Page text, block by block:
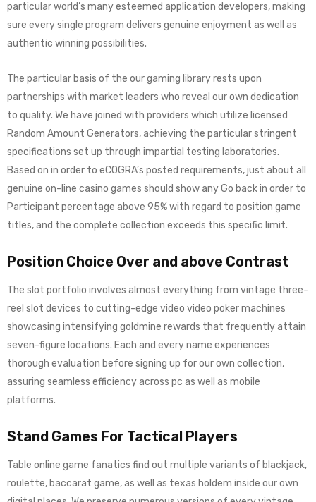
particular world’s many esteemed application developers, making
sure every single program delivers genuine enjoyment as well as
authentic winning possibilities.
The particular basis of the our gaming library rests upon
partnerships with market leaders who reveal our own dedication
to quality. We have joined with providers which utilize licensed
Random Amount Generators, achieving the particular stringent
specifications set up through impartial testing laboratories.
Based on in order to eCOGRA’s posted requirements, just about all
genuine on-line casino games should show any Go back in order to
Participant percentage above 95% with regard to position game
titles, and the complete collection exceeds this specific limit.
Position Choice Over and above Contrast
The slot portfolio involves almost everything from vintage three-
reel slot devices to cutting-edge video video poker machines
showcasing intensifying goldmine rewards that frequently attain
seven-figure locations. Each and every name experiences
thorough evaluation before signing up for our own collection,
assuring seamless efficiency across pc as well as mobile
platforms.
Stand Games For Tactical Players
Table online game fanatics find out multiple variants of blackjack,
roulette, baccarat game, as well as texas holdem inside our own